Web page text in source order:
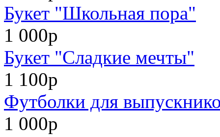
Букет "Школьная пора"
1 000р
Букет "Сладкие мечты"
1 100р
Футболки для
1 000р